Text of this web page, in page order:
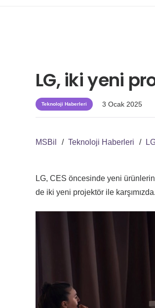
LG, iki yeni
Teknoloji Haberleri 3 Ocak 2025
MSBil / Teknoloji Haberleri /
LG, CES öncesinde yeni
de iki yeni projektör ile karşımızda.